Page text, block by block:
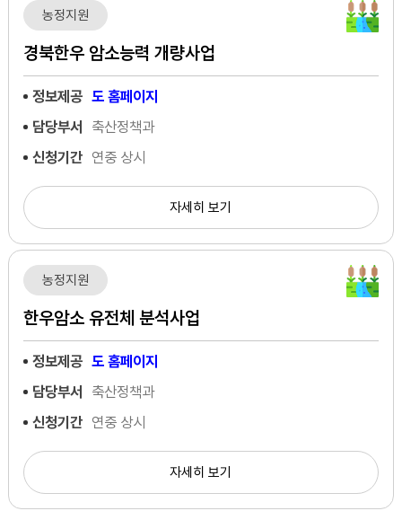
농정지원
경북한우 암소능력 개량사업
정보제공 도 홈페이지
담당부서
축산정책과
신청기간 연중 상시
자세히 보기
농정지원
한우암소 유전체 분석사업
정보제공 도 홈페이지
담당부서
축산정책과
신청기간 연중 상시
자세히 보기